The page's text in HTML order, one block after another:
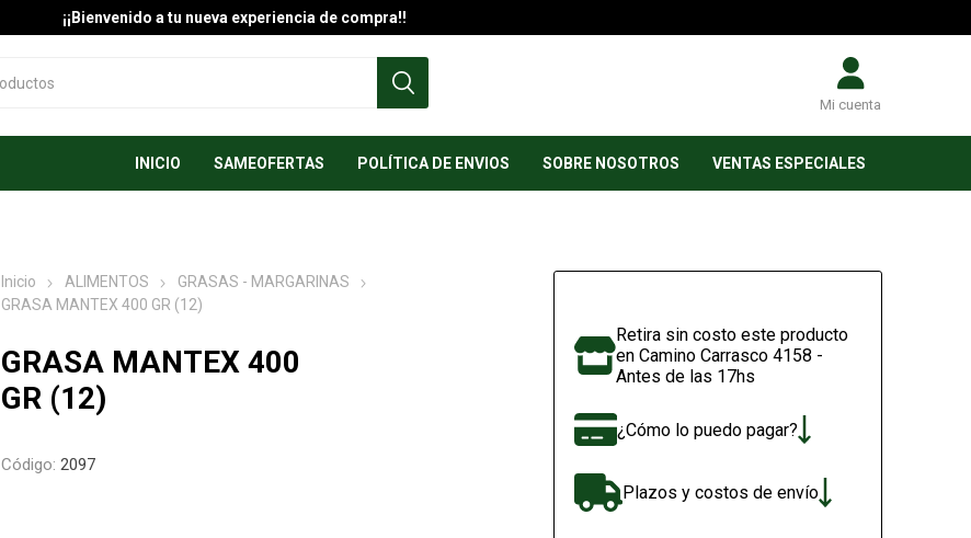
¡¡Bienvenido a tu nueva experiencia de compra!!
Mi cuenta
INICIO SAMEOFERTAS POLÍTICA DE ENVIOS SOBRE NOSOTROS VENTAS ESPECIALES
Inicio ALIMENTOS
GRASAS - MARGARINAS
GRASA MANTEX 400 GR (12)
GRASA MANTEX 400
GR (12)
Código: 2097
Retira sin costo este producto
en Camino Carrasco 4158 -
Antes de las 17hs
¿Cómo lo puedo pagar?
Plazos y costos de envío